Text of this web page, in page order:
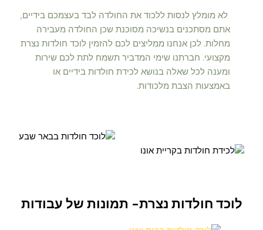
לא מומלץ לנסות ללכוד את החולדה לבד בעצמכם בידיים,
אתם מסתכנים בנשיכה מסוכנת שכן החולדה מעבירה
מחלות. לכן אנחנו ממליצים לכם להזמין לוכד חולדות נצרת
מקצועי. חברתנו שימי המדביר תשמח לתת לכם שירות
ומענה לכל שאלה בנושא לכידת חולדות בידיים או
באמצעות הצבת מלכודות.
לוכד חולדות נצרת- תמונות של עבודות